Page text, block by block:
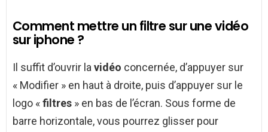
Comment mettre un filtre sur une vidéo
sur iphone ?
Il suffit d’ouvrir lavidéo concernée, d’appuyer sur
« Modifier » en haut à droite, puis d’appuyer sur le
logo «filtres » en bas de l’écran. Sous forme de
barre horizontale, vous pourrez glisser pour